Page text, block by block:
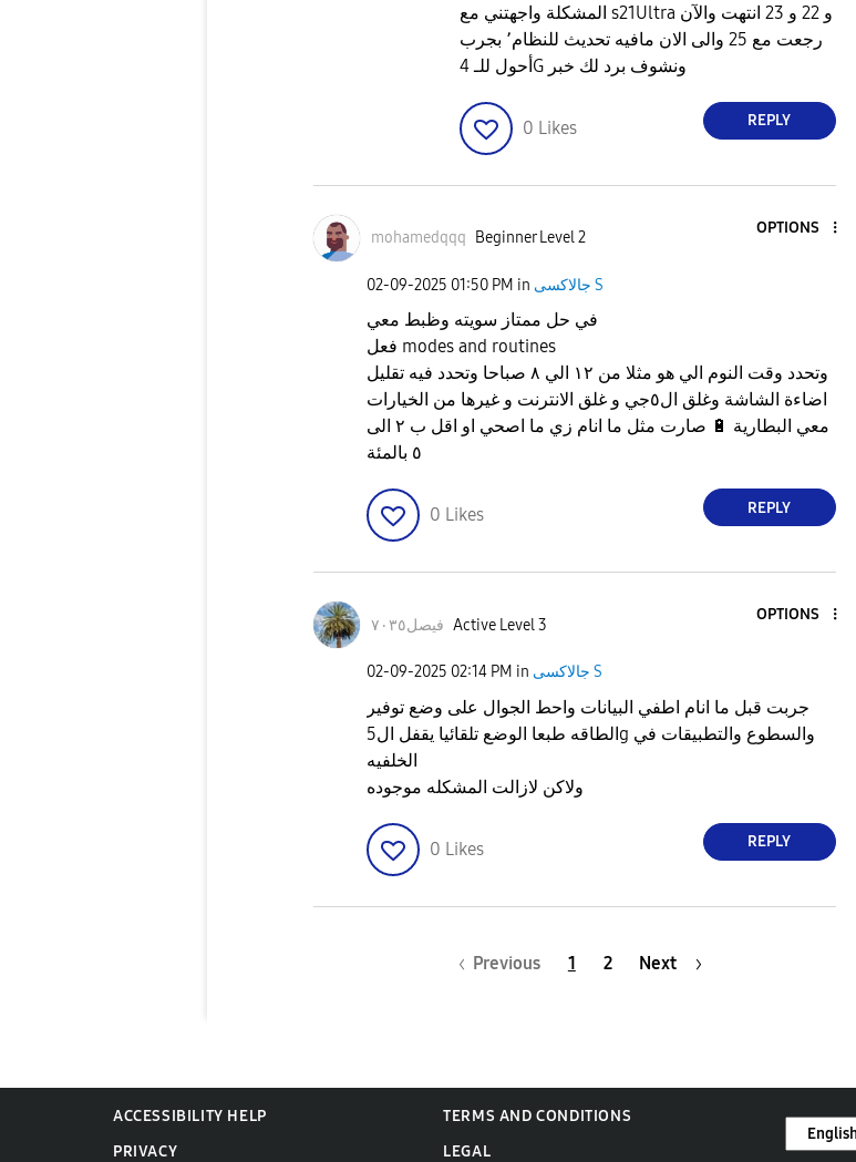
المشكلة واجهتني مع s21Ultra و 22 و 23 انتهت والآن
رجعت مع 25 والى الان مافيه تحديث للنظام٬ بجرب
أحول للـ 4G ونشوف برد لك خبر
0 Likes REPLY
mohamedqqq Beginner Level 2
OPTIONS
‎02-09-2025 01:50 PM in جالاكسى S
في حل ممتاز سويته وظبط معي
فعل modes and routines
وتحدد وقت النوم الي هو مثلا من ١٢ الي ٨ صباحا وتحدد فيه تقليل
اضاءة الشاشة وغلق ال٥جي و غلق الانترنت و غيرها من الخيارات
معي البطارية 🔋
صارت مثل ما انام زي ما اصحي او اقل ب ٢ الى
٥ بالمئة
0 Likes REPLY
فيصل٧٠٣٥ Active Level 3
OPTIONS
‎02-09-2025 02:14 PM in جالاكسى S
جربت قبل ما انام اطفي البيانات واحط الجوال على وضع توفير
الطاقه طبعا الوضع تلقائيا يقفل ال5g والسطوع والتطبيقات في
الخلفيه
ولاكن لازالت المشكله موجوده
0 Likes REPLY
Previous 1 2 Next
ACCESSIBILITY HELP
TERMS AND CONDITIONS
PRIVACY
LEGAL